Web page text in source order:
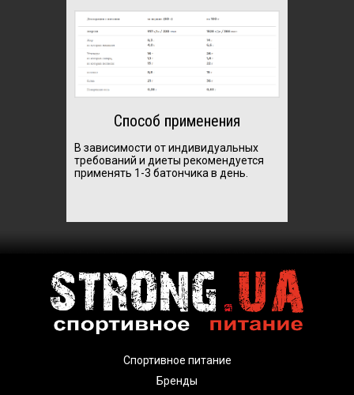
Способ применения
В зависимости от индивидуальных
требований и диеты рекомендуется
применять 1-3 батончика в день.
Спортивное питание
Бренды